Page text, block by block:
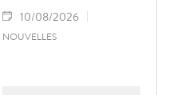
10/08/2026
NOUVELLES